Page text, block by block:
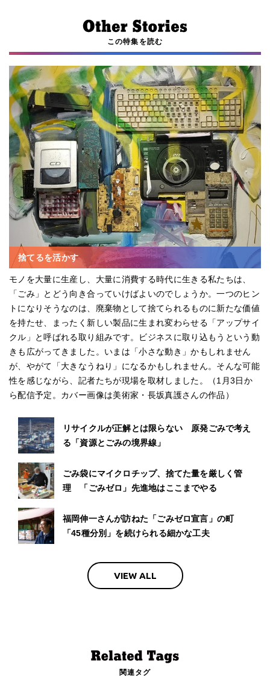
この特集を読む
捨てるを活かす
モノを大量に生産し、大量に消費する時代に生きる私たちは、
「ごみ」とどう向き合っていけばよいのでしょうか。一つのヒン
トになりそうなのは、廃棄物として捨てられるものに新たな価値
を持たせ、まったく新しい製品に生まれ変わらせる「アップサイ
クル」と呼ばれる取り組みです。ビジネスに取り込もうという動
きも広がってきました。いまは「小さな動き」かもしれません
が、やがて「大きなうねり」になるかもしれません。そんな可能
性を感じながら、記者たちが現場を取材しました。（1月3日か
ら配信予定。カバー画像は美術家・長坂真護さんの作品）
リサイクルが正解とは限らない 原発ごみで考え
る「資源とごみの境界線」
ごみ袋にマイクロチップ、捨てた量を厳しく管
理 「ごみゼロ」先進地はここまでやる
福岡伸一さんが訪ねた「ごみゼロ宣言」の町
「45種分別」を続けられる細かな工夫
VIEW ALL
関連タグ